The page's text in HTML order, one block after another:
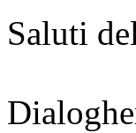
Saluti